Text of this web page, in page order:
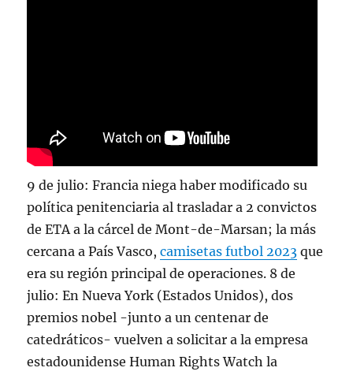
9 de julio: Francia niega haber modificado su
política penitenciaria al trasladar a 2 convictos
de ETA a la cárcel de Mont-de-Marsan; la más
cercana a País Vasco,camisetas futbol 2023 que
era su región principal de operaciones. 8 de
julio: En Nueva York (Estados Unidos), dos
premios nobel -junto a un centenar de
catedráticos- vuelven a solicitar a la empresa
estadounidense Human Rights Watch la